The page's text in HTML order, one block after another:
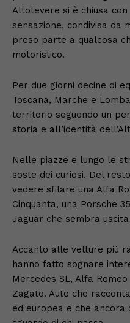
Altotevere si è chiusa
sensazione, condivisa da
preso parte a qualcosa
motoristico.
Per due giorni decine di
Toscana, Marche e
territorio seguendo un
storia e all’identità
Nelle piazze e lungo le
soste dei curiosi. Del
vedere sfilare una Alfa
Cinquanta, una Porsche
Jaguar che sembra
Accanto alle vetture più
hanno fatto sognare
Mercedes SL, Alfa Romeo
Zagato. Auto che
ed europea e che